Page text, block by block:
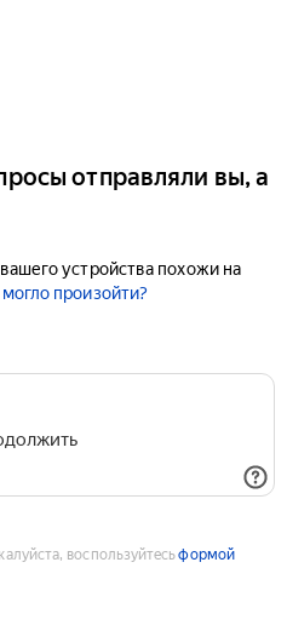
отправляли вы, а
устройства похожи на
произойти?
воспользуйтесьформой